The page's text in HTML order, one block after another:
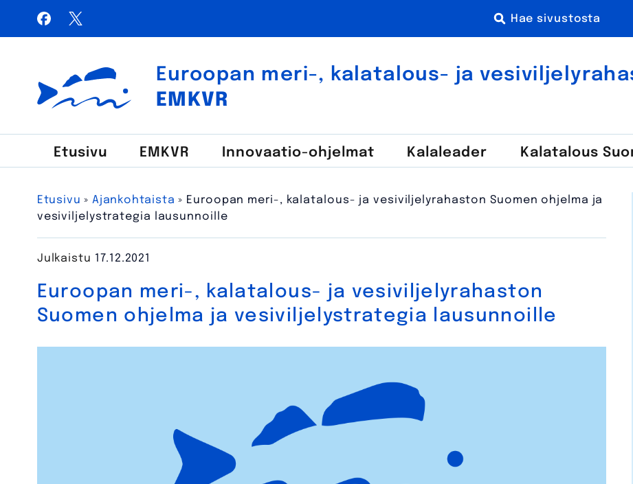
sisältöön
Facebook
Euroopan meri-, kalatalous- ja vesiviljelyrahasto
Euroopan meri-, kala­talous- ja
EMKVR
Etusivu EMKVR Innovaatio-ohjelmat Kala­leader Kalatalous
Etusivu »Ajankohtaista » Euroopan meri-, kalatalous- ja vesiviljelyrahaston Suomen ohjelma ja
vesiviljelystrategia lausunnoille
Euroopan meri-, kalatalous- ja vesiviljelyrahaston
Suomen ohjelma ja vesiviljelystrategia lausunnoille
Julkaistu 17.12.2021